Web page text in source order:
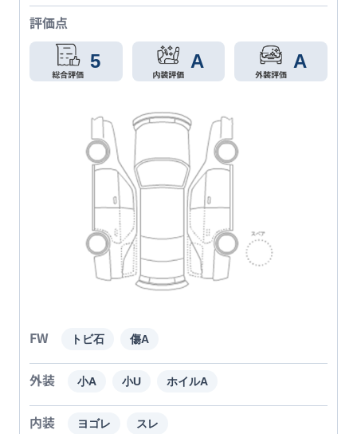
評価点
5 A A
FW トビ石 傷A
外装 小A 小U ホイルA
内装 ヨゴレ スレ